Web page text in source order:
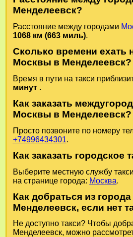
Менделеевск?
Расстояние между городами
1068 км (663 миль).
Сколько времени ехать
Москвы в Менделеевск?
Время в пути на такси
минут .
Как заказать
Москвы в Менделеевск?
Просто позвоните по номеру
+74996434301.
Как заказать городское
Выберите местную службу
на странице города: Москва.
Как добраться из
Менделеевск, если нет
Не доступно такси? Чтобы
Менделеевск, можно